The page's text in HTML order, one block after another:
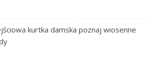
kurtka damska poznaj wiosenne